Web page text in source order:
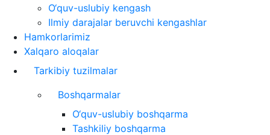
O‘quv-uslubiy kengash
Ilmiy darajalar beruvchi kengashlar
Hamkorlarimiz
Xalqaro aloqalar
Tarkibiy tuzilmalar
Boshqarmalar
O‘quv-uslubiy boshqarma
Tashkiliy boshqarma